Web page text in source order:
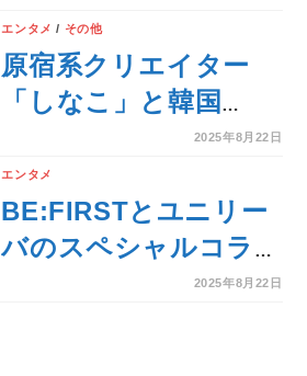
ニューヨークの放課後
とかに聴くラジオ』が
TBS Podcastで配信ス
エンタメ / その他
原宿系クリエイター
「しなこ」と韓国
NO.1キャラクター
「シークレット キャ
ッチ！ティニピン」の
夢のコラボレーション
2025年8月22日
エンタメ
BE:FIRSTとユニリー
バのスペシャルコラボ
レーションが帰ってく
2025年8月22日